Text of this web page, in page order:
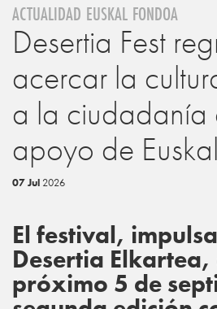
ACTUALIDAD EUSKAL FONDOA
Desertia Fest
acercar la
a la ciudadanía
apoyo de
07 Jul 2026
El festival,
Desertia
próximo 5 de